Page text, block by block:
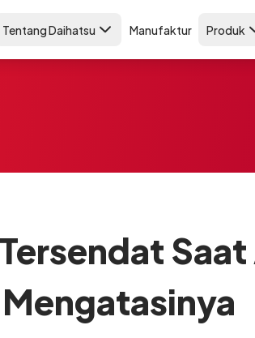
Tentang Daihatsu Manufaktur Produk